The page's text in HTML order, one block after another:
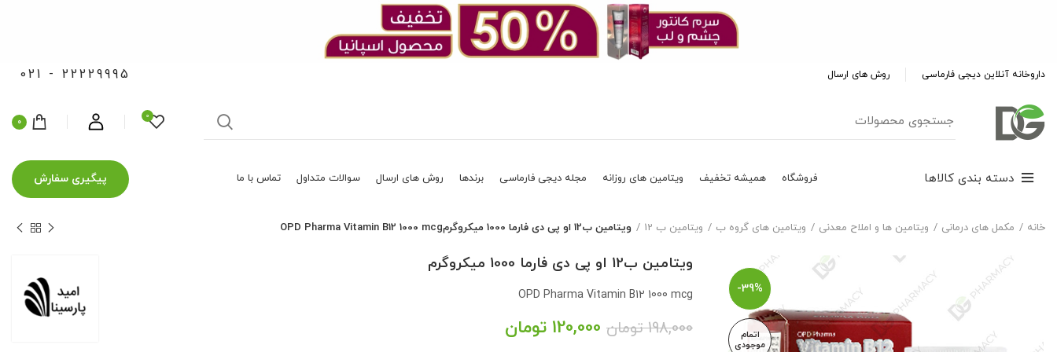
داروخانه آنلاین دیجی فارماسی روش های ارسال 021 - 22229995
0
0
دسته بندی کالاها فروشگاه همیشه تخفیف ویتامین های روزانه مجله دیجی فارماسی برندها روش های ارسال سوالات متداول تماس با ما پیگیری سفارش
خانه مکمل های درمانی ویتامین ها و املاح معدنی ویتامین های گروه ب ویتامین ب 12 ویتامین ب12 او پی دی فارما 1000 میکروگرمOPD Pharma Vitamin B12 1000 mcg
-39%
اتمام
موجودی
ویتامین ب12 او پی دی فارما 1000 میکروگرم
OPD Pharma Vitamin B12 1000 mcg
198,000 تومان 120,000 تومان